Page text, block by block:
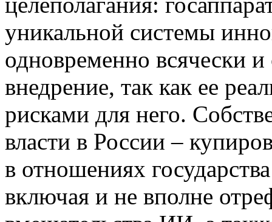
уникальной системы
одновременно всячески и
внедрение, так как ее
рисками для него.
власти в России –
в отношениях
включая и не вполне